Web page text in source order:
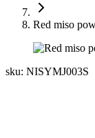
Red miso
sku: NISYMJ003S